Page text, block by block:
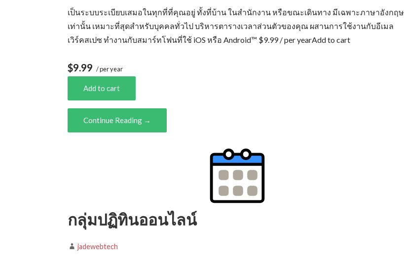
เป็นระบบระเบียบเสมอในทุกที่ที่คุณอยู่ ทั้งที่บ้าน ในสำนักงาน หรือขณะเดินทาง มีเฉพาะภาษาอังกฤษ
เท่านั้น เหมาะที่สุดสำหรับบุคคลทั่วไป บริหารตารางเวลาส่วนตัวของคุณ ผสานการใช้งานกับอีเมล
เวิร์คสเปซ ทำงานกับสมาร์ทโฟนที่ใช้ iOS หรือ Android™ $9.99 / per yearAdd to cart
$9.99 / per year
Add to cart
Continue Reading →
กลุ่มปฏิทินออนไลน์
jadewebtech